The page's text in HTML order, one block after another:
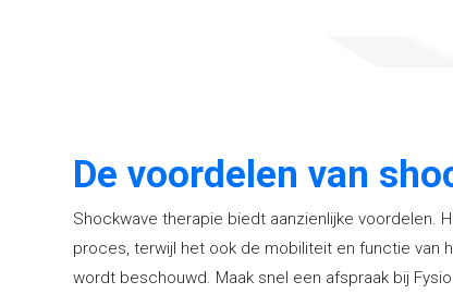
De voordelen van
Shockwave therapie biedt aanzienlijke voordelen.
proces, terwijl het ook de mobiliteit en functie van
wordt beschouwd. Maak snel een afspraak bij